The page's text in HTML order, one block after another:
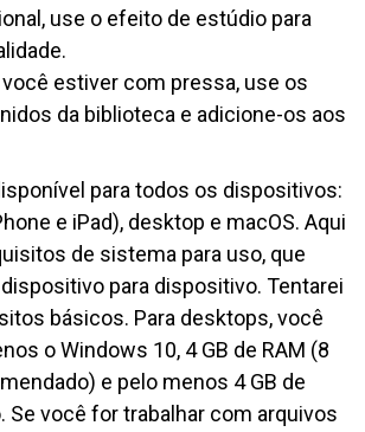
use o efeito de estúdio para
você estiver com pressa, use os
da biblioteca e adicione-os aos
para todos os dispositivos:
e iPad), desktop e macOS. Aqui
de sistema para uso, que
para dispositivo. Tentarei
básicos. Para desktops, você
o Windows 10, 4 GB de RAM (8
e pelo menos 4 GB de
Se você for trabalhar com arquivos